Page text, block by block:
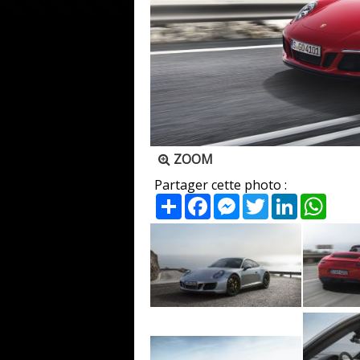
ZOOM
Partager cette photo :
PartagerFacebookMessenger
TwitterLinkedIn